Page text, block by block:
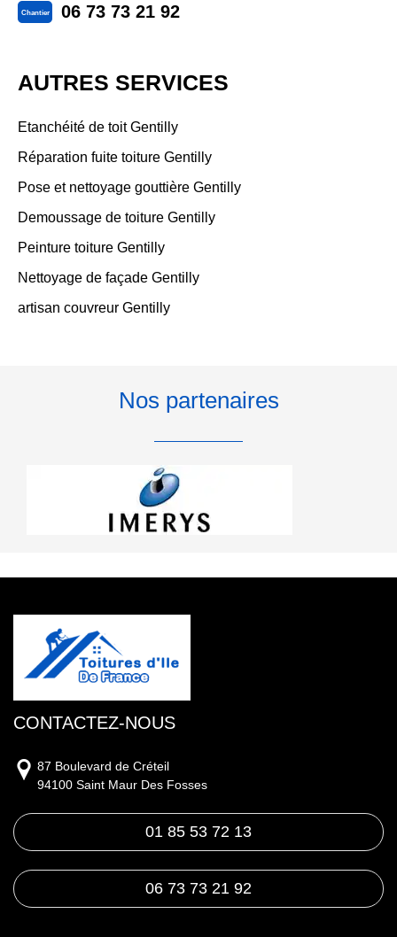
Chantier 06 73 73 21 92
AUTRES SERVICES
Etanchéité de toit Gentilly
Réparation fuite toiture Gentilly
Pose et nettoyage gouttière Gentilly
Demoussage de toiture Gentilly
Peinture toiture Gentilly
Nettoyage de façade Gentilly
artisan couvreur Gentilly
Nos partenaires
CONTACTEZ-NOUS
87 Boulevard de Créteil
94100 Saint Maur Des Fosses
01 85 53 72 13
06 73 73 21 92